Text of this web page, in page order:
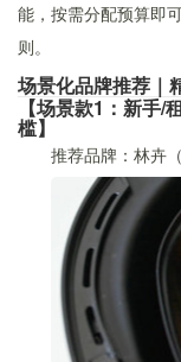
能，按需分配预算即
则。
场景化品牌推荐｜
【场景款1：新手
槛】
推荐品牌：林卉